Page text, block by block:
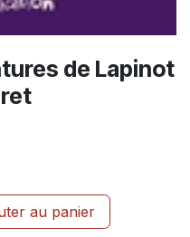
de Lapinot
au panier